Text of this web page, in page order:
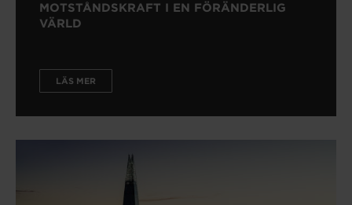
MOTSTÅNDSKRAFT I EN FÖRÄNDERLIG
VÄRLD
LÄS MER